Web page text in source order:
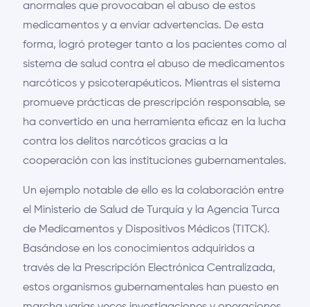
anormales que provocaban el abuso de estos
medicamentos y a enviar advertencias. De esta
forma, logró proteger tanto a los pacientes como al
sistema de salud contra el abuso de medicamentos
narcóticos y psicoterapéuticos. Mientras el sistema
promueve prácticas de prescripción responsable, se
ha convertido en una herramienta eficaz en la lucha
contra los delitos narcóticos gracias a la
cooperación con las instituciones gubernamentales.
Un ejemplo notable de ello es la colaboración entre
el Ministerio de Salud de Turquía y la Agencia Turca
de Medicamentos y Dispositivos Médicos (TITCK).
Basándose en los conocimientos adquiridos a
través de la Prescripción Electrónica Centralizada,
estos organismos gubernamentales han puesto en